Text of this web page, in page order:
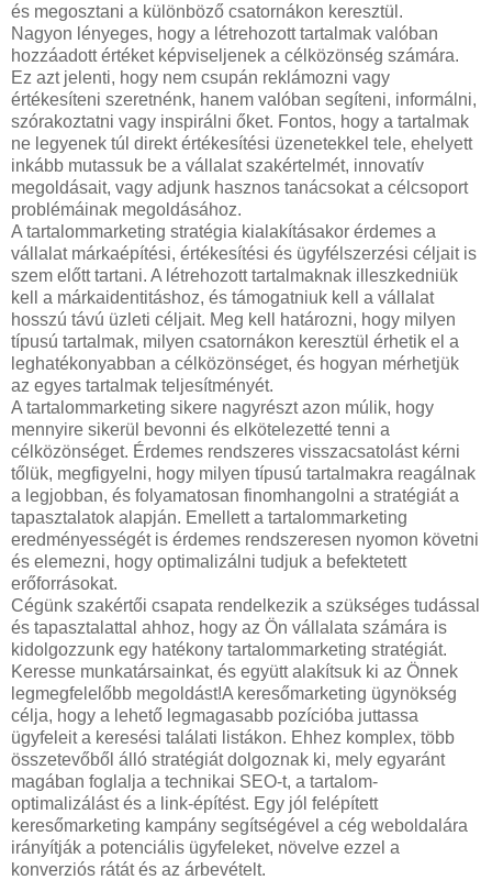
és megosztani a különböző csatornákon keresztül.
Nagyon lényeges, hogy a létrehozott tartalmak valóban
hozzáadott értéket képviseljenek a célközönség számára.
Ez azt jelenti, hogy nem csupán reklámozni vagy
értékesíteni szeretnénk, hanem valóban segíteni, informálni,
szórakoztatni vagy inspirálni őket. Fontos, hogy a tartalmak
ne legyenek túl direkt értékesítési üzenetekkel tele, ehelyett
inkább mutassuk be a vállalat szakértelmét, innovatív
megoldásait, vagy adjunk hasznos tanácsokat a célcsoport
problémáinak megoldásához.
A tartalommarketing stratégia kialakításakor érdemes a
vállalat márkaépítési, értékesítési és ügyfélszerzési céljait is
szem előtt tartani. A létrehozott tartalmaknak illeszkedniük
kell a márkaidentitáshoz, és támogatniuk kell a vállalat
hosszú távú üzleti céljait. Meg kell határozni, hogy milyen
típusú tartalmak, milyen csatornákon keresztül érhetik el a
leghatékonyabban a célközönséget, és hogyan mérhetjük
az egyes tartalmak teljesítményét.
A tartalommarketing sikere nagyrészt azon múlik, hogy
mennyire sikerül bevonni és elkötelezetté tenni a
célközönséget. Érdemes rendszeres visszacsatolást kérni
tőlük, megfigyelni, hogy milyen típusú tartalmakra reagálnak
a legjobban, és folyamatosan finomhangolni a stratégiát a
tapasztalatok alapján. Emellett a tartalommarketing
eredményességét is érdemes rendszeresen nyomon követni
és elemezni, hogy optimalizálni tudjuk a befektetett
erőforrásokat.
Cégünk szakértői csapata rendelkezik a szükséges tudással
és tapasztalattal ahhoz, hogy az Ön vállalata számára is
kidolgozzunk egy hatékony tartalommarketing stratégiát.
Keresse munkatársainkat, és együtt alakítsuk ki az Önnek
legmegfelelőbb megoldást!A keresőmarketing ügynökség
célja, hogy a lehető legmagasabb pozícióba juttassa
ügyfeleit a keresési találati listákon. Ehhez komplex, több
összetevőből álló stratégiát dolgoznak ki, mely egyaránt
magában foglalja a technikai SEO-t, a tartalom-
optimalizálást és a link-építést. Egy jól felépített
keresőmarketing kampány segítségével a cég weboldalára
irányítják a potenciális ügyfeleket, növelve ezzel a
konverziós rátát és az árbevételt.